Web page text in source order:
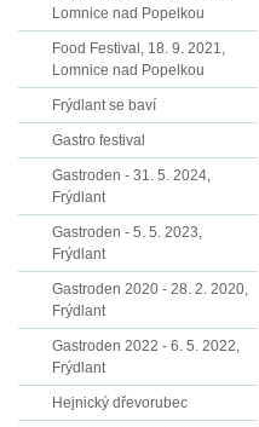
Lomnice nad Popelkou
Food Festival, 18. 9. 2021,
Lomnice nad Popelkou
Frýdlant se baví
Gastro festival
Gastroden - 31. 5. 2024,
Frýdlant
Gastroden - 5. 5. 2023,
Frýdlant
Gastroden 2020 - 28. 2. 2020,
Frýdlant
Gastroden 2022 - 6. 5. 2022,
Frýdlant
Hejnický dřevorubec